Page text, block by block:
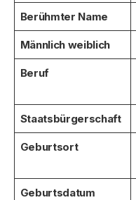
Berühmter Name
Männlich weiblich
Beruf
Staatsbürgerschaft
Geburtsort
Geburtsdatum